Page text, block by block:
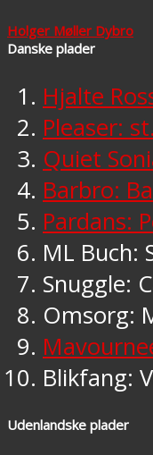
Holger Møller Dybro
Danske plader
Hjalte
Pleaser: st.
Quiet
Barbro:
Pardans:
ML Buch:
Snuggle:
Omsorg:
Blikfang:
Udenlandske plader